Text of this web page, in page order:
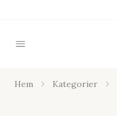
Hem Kategorier